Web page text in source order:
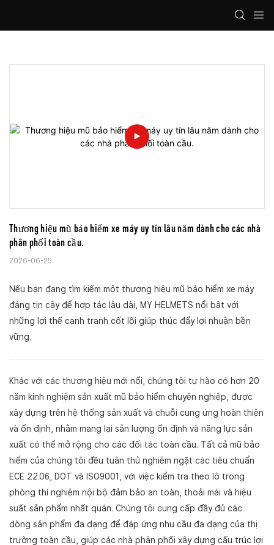
Thương hiệu mũ bảo hiểm xe máy uy tín lâu năm dành cho các nhà
phân phối toàn cầu.
2026-06-25
Nếu bạn đang tìm kiếm một thương hiệu mũ bảo hiểm xe máy
đáng tin cậy để hợp tác lâu dài, MY HELMETS nổi bật với
những lợi thế cạnh tranh cốt lõi giúp thúc đẩy lợi nhuận bền
vững.
Khác với các thương hiệu mới nổi, chúng tôi tự hào có hơn 20
năm kinh nghiệm sản xuất mũ bảo hiểm chuyên nghiệp, được
xây dựng trên hệ thống sản xuất và chuỗi cung ứng hoàn thiện
và ổn định, nhằm mang lại sản lượng ổn định và năng lực sản
xuất có thể mở rộng cho các đối tác toàn cầu. Tất cả mũ bảo
hiểm của chúng tôi đều tuân thủ nghiêm ngặt các tiêu chuẩn
ECE 22.06, DOT và ISO9001, với việc kiểm tra theo lô trong
phòng thí nghiệm nội bộ đảm bảo an toàn, thoải mái và hiệu
suất sản phẩm nhất quán. Chúng tôi cung cấp đầy đủ các
dòng sản phẩm đa dạng để đáp ứng nhu cầu đa dạng của thị
trường toàn cầu, giúp các nhà phân phối xây dựng cấu trúc lợi